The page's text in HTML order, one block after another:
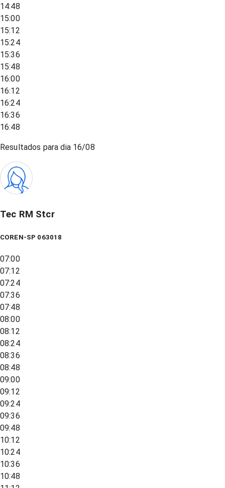
14:48
15:00
15:12
15:24
15:36
15:48
16:00
16:12
16:24
16:36
16:48
Resultados para dia 16/08
Tec RM Stcr
COREN-SP 063018
07:00
07:12
07:24
07:36
07:48
08:00
08:12
08:24
08:36
08:48
09:00
09:12
09:24
09:36
09:48
10:12
10:24
10:36
10:48